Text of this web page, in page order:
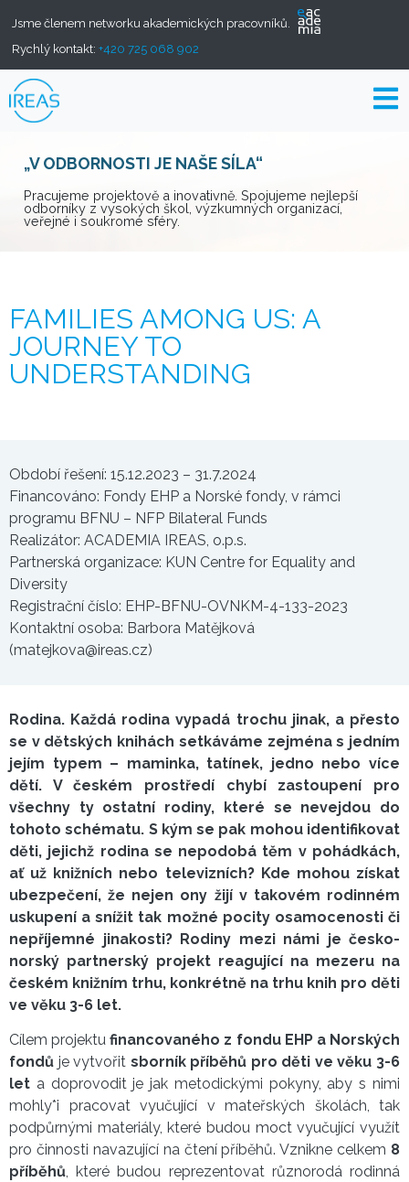
Jsme členem networku akademických pracovníků.
Rychlý kontakt: +420 725 068 902
„V ODBORNOSTI JE NAŠE SÍLA“
Pracujeme projektově a inovativně. Spojujeme nejlepší
odborníky z vysokých škol, výzkumných organizací,
veřejné i soukromé sféry.
FAMILIES AMONG US: A
JOURNEY TO
UNDERSTANDING
Období řešení: 15.12.2023 – 31.7.2024
Financováno: Fondy EHP a Norské fondy, v rámci
programu BFNU – NFP Bilateral Funds
Realizátor: ACADEMIA IREAS, o.p.s.
Partnerská organizace: KUN Centre for Equality and
Diversity
Registrační číslo: EHP-BFNU-OVNKM-4-133-2023
Kontaktní osoba: Barbora Matějková
(matejkova@ireas.cz)
Rodina. Každá rodina vypadá trochu jinak, a přesto
se v dětských knihách setkáváme zejména s jedním
jejím typem – maminka, tatínek, jedno nebo více
dětí. V českém prostředí chybí zastoupení pro
všechny ty ostatní rodiny, které se nevejdou do
tohoto schématu. S kým se pak mohou identifikovat
děti, jejichž rodina se nepodobá těm v pohádkách,
ať už knižních nebo televizních? Kde mohou získat
ubezpečení, že nejen ony žijí v takovém rodinném
uskupení a snížit tak možné pocity osamocenosti či
nepříjemné jinakosti? Rodiny mezi námi je česko-
norský partnerský projekt reagující na mezeru na
českém knižním trhu, konkrétně na trhu knih pro děti
ve věku 3-6 let.
Cílem projektufinancovaného z fondu EHP a Norských
fondů je vytvořit sborník příběhů pro děti ve věku 3-6
let a doprovodit je jak metodickými pokyny, aby s nimi
mohly*i pracovat vyučující v mateřských školách, tak
podpůrnými materiály, které budou moct vyučující využít
pro činnosti navazující na čtení příběhů. Vznikne celkem 8
příběhů, které budou reprezentovat různorodá rodinná